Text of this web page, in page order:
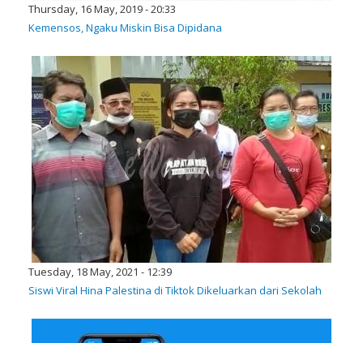
Thursday, 16 May, 2019 - 20:33
Kemensos, Ngaku Miskin Bisa Dipidana
Tuesday, 18 May, 2021 - 12:39
Siswi Viral Hina Palestina di Tiktok Dikeluarkan dari Sekolah